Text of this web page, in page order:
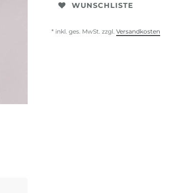
WUNSCHLISTE
* inkl. ges. MwSt. zzgl. Versandkosten